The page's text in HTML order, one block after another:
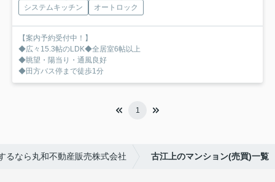
システムキッチン
オートロック
【案内予約受付中！】
◆広々15.3帖のLDK◆全居室6帖以上
◆眺望・陽当り・通風良好
◆田方バス停まで徒歩1分
1
るなら丸和不動産販売株式会社 古江上のマンション(売買)一覧